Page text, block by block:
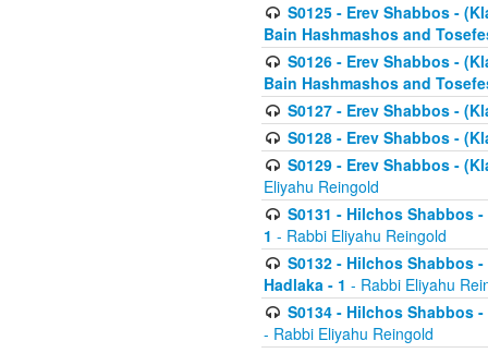
S0125 - Erev Shabbos -
Bain Hashmashos and
S0126 - Erev Shabbos -
Bain Hashmashos and
S0127 - Erev Shabbos -
S0128 - Erev Shabbos -
S0129 - Erev Shabbos -
Eliyahu Reingold
S0131 - Hilchos Shabbos
1 - Rabbi Eliyahu Reingold
S0132 - Hilchos Shabbos
Hadlaka - 1 - Rabbi Eliyahu
S0134 - Hilchos Shabbos
- Rabbi Eliyahu Reingold